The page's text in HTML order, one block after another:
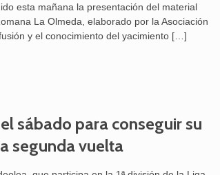
esta mañana la presentación del material
La Olmeda, elaborado por la Asociación
y el conocimiento del yacimiento[…]
sábado para conseguir su
segunda vuelta